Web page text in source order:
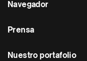
Navegador
Prensa
Nuestro portafolio